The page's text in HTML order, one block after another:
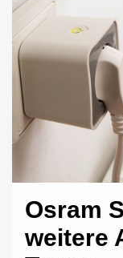
Osram
weitere